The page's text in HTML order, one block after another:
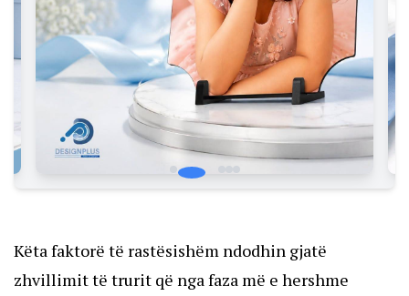
Këta faktorë të rastësishëm ndodhin gjatë
zhvillimit të trurit që nga faza më e hershme